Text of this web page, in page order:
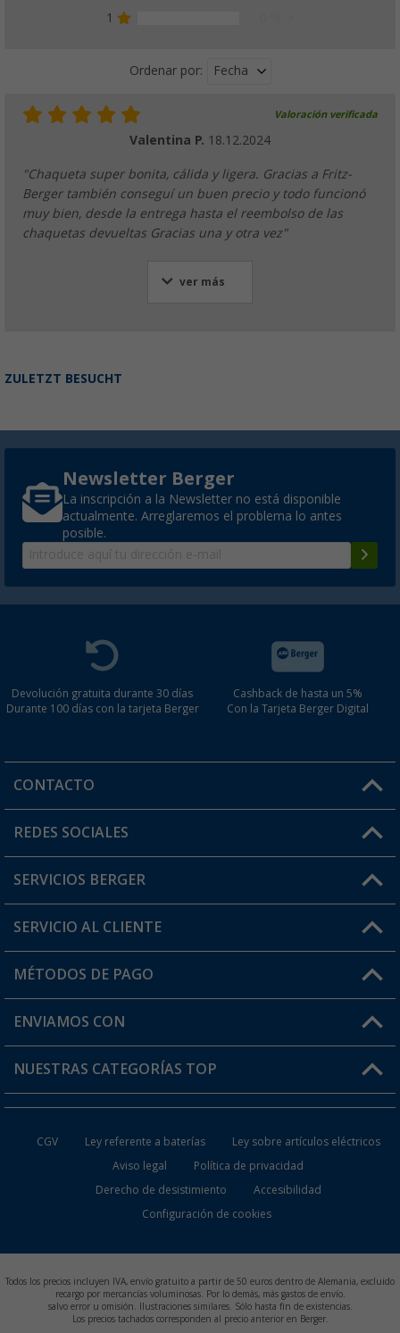
1
Ordenar por: Fecha
Valoración verificada
Valentina P. 18.12.2024
"Chaqueta super bonita, cálida y ligera. Gracias a Fritz-
Berger también conseguí un buen precio y todo funcionó
muy bien, desde la entrega hasta el reembolso de las
chaquetas devueltas Gracias una y otra vez"
ver más
ZULETZT BESUCHT
Newsletter Berger
La inscripción a la Newsletter no está disponible
actualmente. Arreglaremos el problema lo antes
posible.
Devolución gratuita durante 30 días
Durante 100 días con la tarjeta Berger
Cashback de hasta un 5%
Con la Tarjeta Berger Digital
CONTACTO
Horario de atención al cliente:
¿Tienes alguna duda?
REDES SOCIALES
SERVICIOS BERGER
Conviértete en distribuidor
Mi cuenta
Tarjeta Berger Digital
SERVICIO AL CLIENTE
FAQ y Contacto
Información de envío
¿Dónde está mi pedido?
MÉTODOS DE PAGO
ENVIAMOS CON
NUESTRAS CATEGORÍAS TOP
Muebles de Camping
Baterías de Camping
CGV Ley referente a baterías
Ley sobre artículos eléctricos
Aviso legal
Política de privacidad
Derecho de desistimiento
Accesibilidad
Configuración de cookies
Todos los precios incluyen IVA, envío gratuito a partir de 50 euros dentro de Alemania, excluido
recargo por mercancías voluminosas. Por lo demás, más gastos de envío.
salvo error u omisión. Ilustraciones similares. Sólo hasta fin de existencias.
Los precios tachados corresponden al precio anterior en Berger.